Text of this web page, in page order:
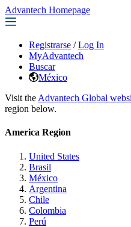
Advantech Homepage
Registrarse / Log In
MyAdvantech
Buscar
México
Visit the Advantech Global
region below.
America Region
United States
Brasil
México
Argentina
Chile
Colombia
Perú